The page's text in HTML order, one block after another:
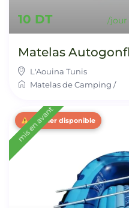
10 DT
Matelas
L'Aouina Tunis
Matelas de Camping /
Dernier disponible
mis en avant